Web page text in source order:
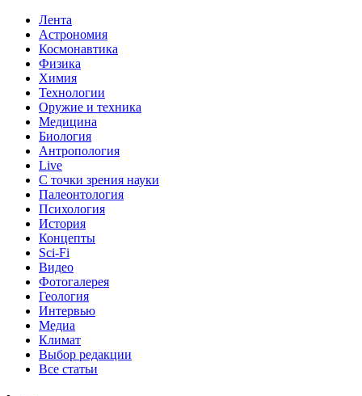
Лента
Астрономия
Космонавтика
Физика
Химия
Технологии
Оружие и техника
Медицина
Биология
Антропология
Live
С точки зрения науки
Палеонтология
Психология
История
Концепты
Sci-Fi
Видео
Фотогалерея
Геология
Интервью
Медиа
Климат
Выбор редакции
Все статьи